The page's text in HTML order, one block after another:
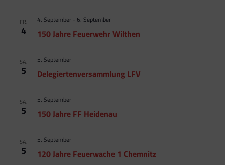
FR.
4 150 Jahre Feuerwehr Wilthen
4. September- 6. September
SA.
5 Delegiertenversammlung LFV
5. September
SA.
5 150 Jahre FF Heidenau
5. September
SA.
5 120 Jahre Feuerwache 1 Chemnitz
5. September